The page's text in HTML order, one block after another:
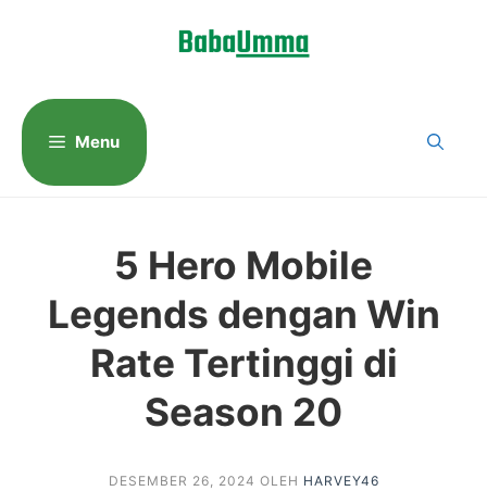
Menu
5 Hero Mobile
Legends dengan Win
Rate Tertinggi di
Season 20
DESEMBER 26, 2024 OLEH HARVEY46